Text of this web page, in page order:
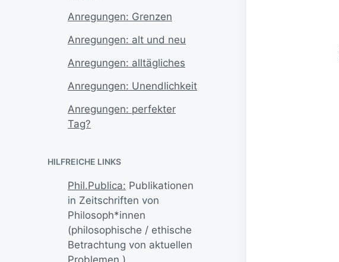
Anregungen: Grenzen
Anregungen: alt und neu
Anregungen: alltägliches
Anregungen: Unendlichkeit
Anregungen: perfekter
Tag?
HILFREICHE LINKS
Phil.Publica: Publikationen
in Zeitschriften von
Philosoph*innen
(philosophische / ethische
Betrachtung von aktuellen
Problemen.)